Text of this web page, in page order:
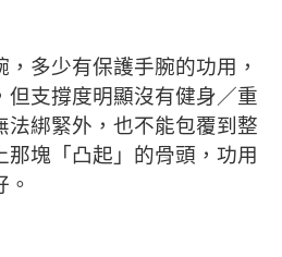
多少有保護手腕的功用，
但支撐度明顯沒有健身／重
法綁緊外，也不能包覆到整
塊「凸起」的骨頭，功用